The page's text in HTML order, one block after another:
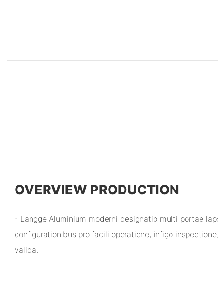
OVERVIEW PRODUCTION
- Langge Aluminium moderni designatio multi portae
configurationibus pro facili operatione, infigo
valida.